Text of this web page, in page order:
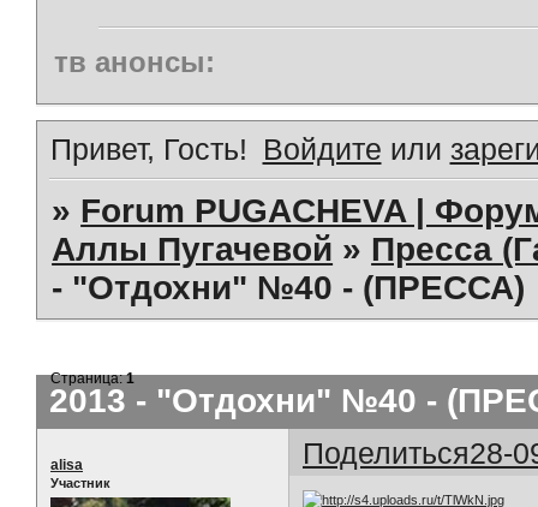
тв анонсы:
Привет, Гость! Войдите или
» Forum PUGACHEVA |
Аллы Пугачевой » Пресса
- "Отдохни" №40 - (ПРЕССА)
2013 - "Отдохни" №40 -
Страница:1
Поделиться28-
alisa
Участник